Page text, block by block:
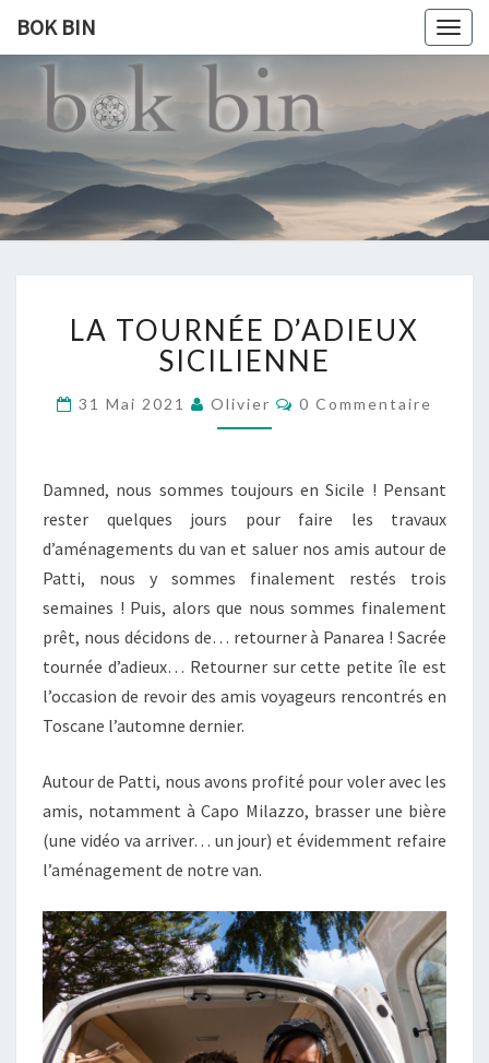
BOK BIN
BOK
BIN
Rencontre
TOURNÉE
D’ADIEUX
SICILIENNE
LA TOURNÉE D’ADIEUX
SICILIENNE
31 Mai 2021 Olivier Commentaires
0 Commentaire
Damned, nous sommes toujours en Sicile ! Pensant
rester quelques jours pour faire les travaux
d’aménagements du van et saluer nos amis autour de
Patti, nous y sommes finalement restés trois
semaines ! Puis, alors que nous sommes finalement
prêt, nous décidons de… retourner à Panarea ! Sacrée
tournée d’adieux… Retourner sur cette petite île est
l’occasion de revoir des amis voyageurs rencontrés en
Toscane l’automne dernier.
Autour de Patti, nous avons profité pour voler avec les
amis, notamment à Capo Milazzo, brasser une bière
(une vidéo va arriver… un jour) et évidemment refaire
l’aménagement de notre van.